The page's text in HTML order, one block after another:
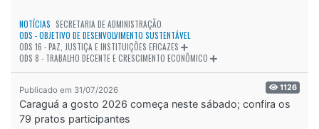
NOTÍCIAS SECRETARIA DE ADMINISTRAÇÃO
ODS - OBJETIVO DE DESENVOLVIMENTO SUSTENTÁVEL
ODS 16 - PAZ, JUSTIÇA E INSTITUIÇÕES EFICAZES
ODS 8 - TRABALHO DECENTE E CRESCIMENTO ECONÔMICO
Publicado em 31/07/2026 1126
Caraguá a gosto 2026 começa neste sábado; confira os
79 pratos participantes